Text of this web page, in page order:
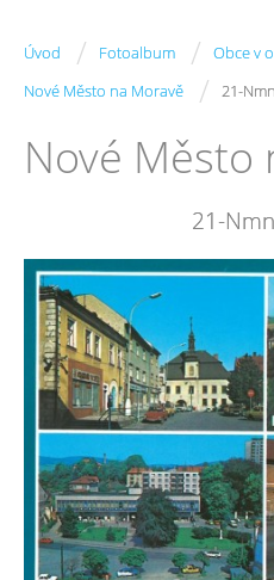
Úvod / Fotoalbum / Obce v
Nové Město na Moravě / 21-
Nové Město
21-